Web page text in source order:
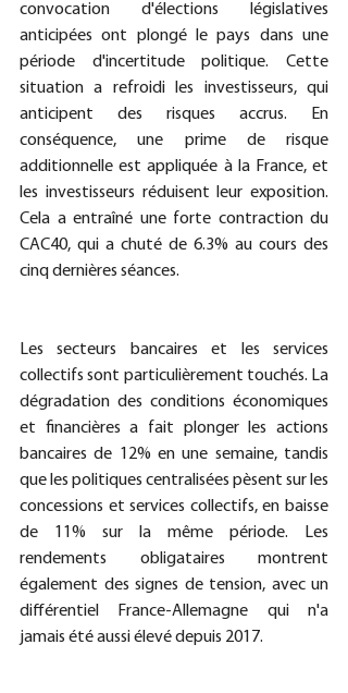
convocation d'élections législatives
anticipées ont plongé le pays dans une
période d'incertitude politique. Cette
situation a refroidi les investisseurs, qui
anticipent des risques accrus. En
conséquence, une prime de risque
additionnelle est appliquée à la France, et
les investisseurs réduisent leur exposition.
Cela a entraîné une forte contraction du
CAC40, qui a chuté de 6.3% au cours des
cinq dernières séances.
Les secteurs bancaires et les services
collectifs sont particulièrement touchés. La
dégradation des conditions économiques
et financières a fait plonger les actions
bancaires de 12% en une semaine, tandis
que les politiques centralisées pèsent sur les
concessions et services collectifs, en baisse
de 11% sur la même période. Les
rendements obligataires montrent
également des signes de tension, avec un
différentiel France-Allemagne qui n'a
jamais été aussi élevé depuis 2017.